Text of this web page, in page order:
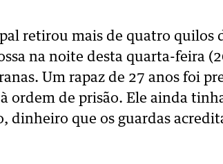
retirou mais de quatro quilos
na noite desta quarta-feira
Um rapaz de 27 anos foi
ordem de prisão. Ele ainda
dinheiro que os guardas